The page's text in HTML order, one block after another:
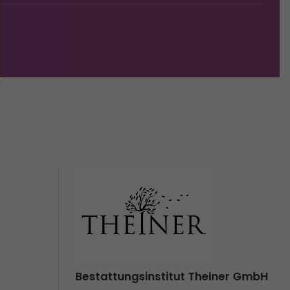
Bestattungsinstitut Theiner GmbH